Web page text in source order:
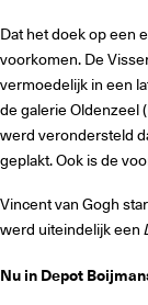
Dat het doek op een
voorkomen. De
vermoedelijk in een
de galerie Oldenzeel
werd verondersteld
geplakt. Ook is de
Vincent van Gogh
werd uiteindelijk een
Nu in Depot